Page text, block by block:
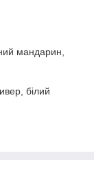
мандарин,
білий